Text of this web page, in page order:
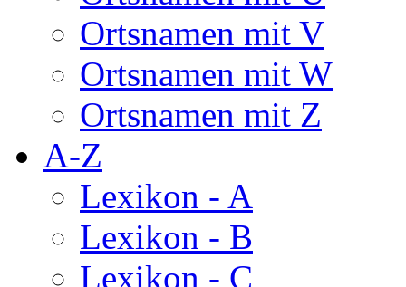
Ortsnamen mit V
Ortsnamen mit W
Ortsnamen mit Z
A-Z
Lexikon - A
Lexikon - B
Lexikon - C